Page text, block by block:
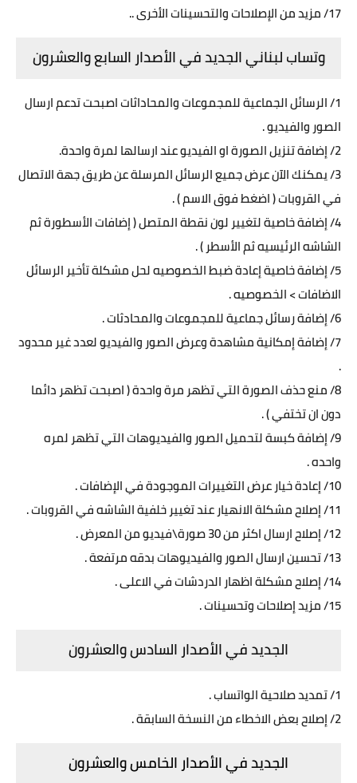
17/ مزيد من الإصلاحات والتحسينات الأخرى ..
وتساب لبناني الجديد في الأصدار السابع والعشرون
1/ الرسائل الجماعية للمجموعات والمحاداثات اصبحت تدعم ارسال
الصور والفيديو .
2/ إضافة تنزيل الصورة او الفيديو عند ارسالها لمرة واحدة.
3/ يمكنك الآن عرض جميع الرسائل المرسلة عن طريق جهة الاتصال
في القروبات ( اضغط فوق الاسم ) .
4/ إضافة خاصية لتغيير لون نقطة المتصل ( إضافات الأسطورة ثم
الشاشه الرئيسيه ثم الأسطر ) .
5/ إضافة خاصية إعادة ضبط الخصوصيه لحل مشكلة تأخير الرسائل
الاضافات > الخصوصيه .
6/ إضافة رسائل جماعية للمجموعات والمحادثات .
7/ إضافة إمكانية مشاهدة وعرض الصور والفيديو لعدد غير محدود
.
8/ منع حذف الصورة التي تظهر مرة واحدة ( اصبحت تظهر دائما
دون ان تختفي ) .
9/ إضافة كبسة لتحميل الصور والفيديوهات التي تظهر لمره
واحده .
10/ إعادة خيار عرض التغييرات الموجودة في الإضافات .
11/ إصلاح مشكلة الانهيار عند تغيير خلفية الشاشه في القروبات .
12/ إصلاح ارسال اكثر من 30 صورة\فيديو من المعرض .
13/ تحسين ارسال الصور والفيديوهات بدقه مرتفعة .
14/ إصلاح مشكلة اظهار الدردشات في الاعلى .
15/ مزيد إصلاحات وتحسينات .
الجديد في الأصدار السادس والعشرون
1/ تمديد صلاحية الواتساب .
2/ إصلاح بعض الاخطاء من النسخة السابقة .
الجديد في الأصدار الخامس والعشرون